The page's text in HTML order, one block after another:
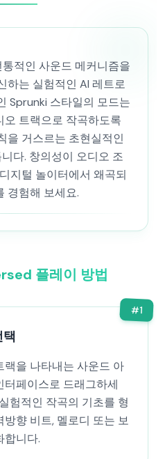
적인 사운드 메커니즘을
하는 실험적인 AI 레트로
Sprunki 스타일의 모드는
트랙으로 작곡하도록
을 거스르는 초현실적인
다. 창의성이 오디오 조
지털 놀이터에서 왜곡되
경험해 보세요.
플레이 방법
#1
랙을 나타내는 사운드 아
터페이스로 드래그하세
험적인 작곡의 기초를 형
방향 비트, 멜로디 또는 보
합니다.